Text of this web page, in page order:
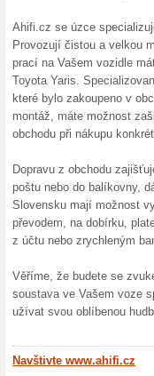
Naplňte
Kč a za
dopravu
Více